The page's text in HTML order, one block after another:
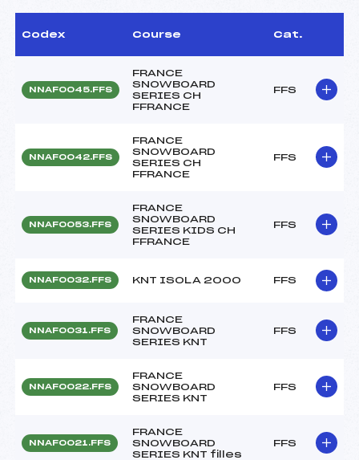
Codex Course Cat.
NNAF0045.FFS
FRANCE
SNOWBOARD
SERIES CH
FFRANCE
FFS
NNAF0042.FFS
FRANCE
SNOWBOARD
SERIES CH
FFRANCE
FFS
NNAF0053.FFS
FRANCE
SNOWBOARD
SERIES KIDS CH
FFRANCE
FFS
NNAF0032.FFS KNT ISOLA 2000 FFS
NNAF0031.FFS
FRANCE
SNOWBOARD
SERIES KNT
FFS
NNAF0022.FFS
FRANCE
SNOWBOARD
SERIES KNT
FFS
NNAF0021.FFS
FRANCE
SNOWBOARD
SERIES KNT filles
FFS